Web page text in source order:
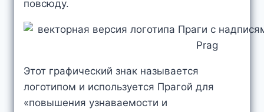
повсюду.
Этот графический знак называется
логотипом и используется Прагой для
«повышения узнаваемости и